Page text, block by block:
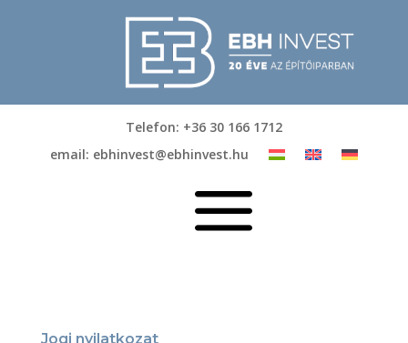
Telefon: +36 30 166 1712
email: ebhinvest@ebhinvest.hu
a
Jogi nyilatkozat